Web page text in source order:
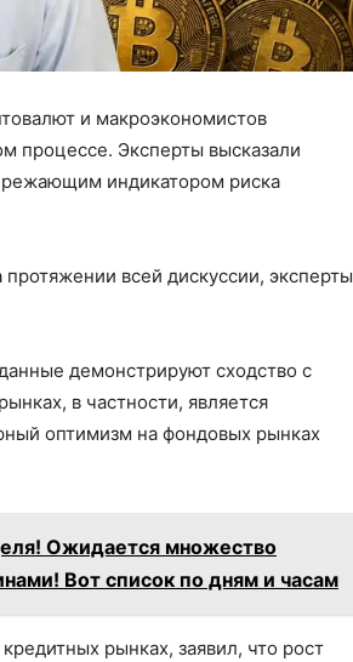
и макроэкономистов
процессе. Эксперты высказали
индикатором риска
всей дискуссии, эксперты
демонстрируют сходство с
в частности, является
оптимизм на фондовых рынках
Ожидается множество
Вот список по дням и часам
рынках, заявил, что рост